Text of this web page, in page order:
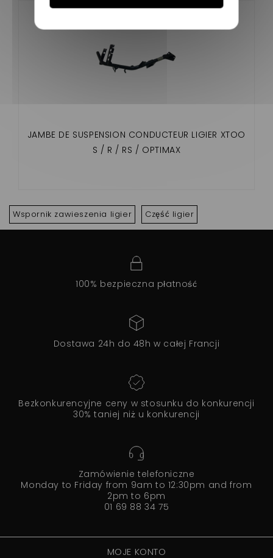
JAMBE DE SUSPENSION CONDUCTEUR LIGIER XTOO
S / R / RS / OPTIMAX
Wspornik zawieszenia ligier Część ligier
100% bezpieczna płatność
Dostawa 24h do 48h w całej Francji
Bezkonkurencyjne ceny w stosunku do konkurencji
30% taniej niż u konkurencji
Zamówienie telefoniczne
Monday to Friday from 9am to 12:30pm and from
2pm to 6pm
01 69 88 34 75
MOJE KONTO